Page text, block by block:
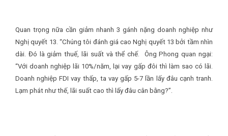
Quan trọng nữa cần giảm nhanh 3 gánh nặng doanh nghiệp như
Nghị quyết 13. “Chúng tôi đánh giá cao Nghị quyết 13 bởi tầm nhìn
dài. Đó là giảm thuế, lãi suất và thể chế. Ông Phong quan ngại:
“Với doanh nghiệp lãi 10%/năm, lại vay gấp đôi thì làm sao có lãi.
Doanh nghiệp FDI vay thấp, ta vay gấp 5-7 lần lấy đâu cạnh tranh.
Lạm phát như thế, lãi suất cao thì lấy đâu cân bằng?”.